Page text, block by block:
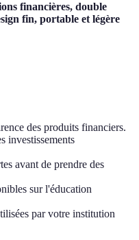
financières, double
fin, portable et légère
des produits financiers.
investissements
avant de prendre des
sur l'éducation
par votre institution